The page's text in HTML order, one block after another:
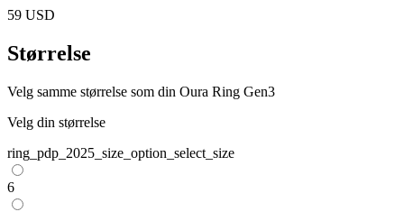
59 USD
Størrelse
Velg samme størrelse som din Oura Ring Gen3
Velg din størrelse
ring_pdp_2025_size_option_select_size
6